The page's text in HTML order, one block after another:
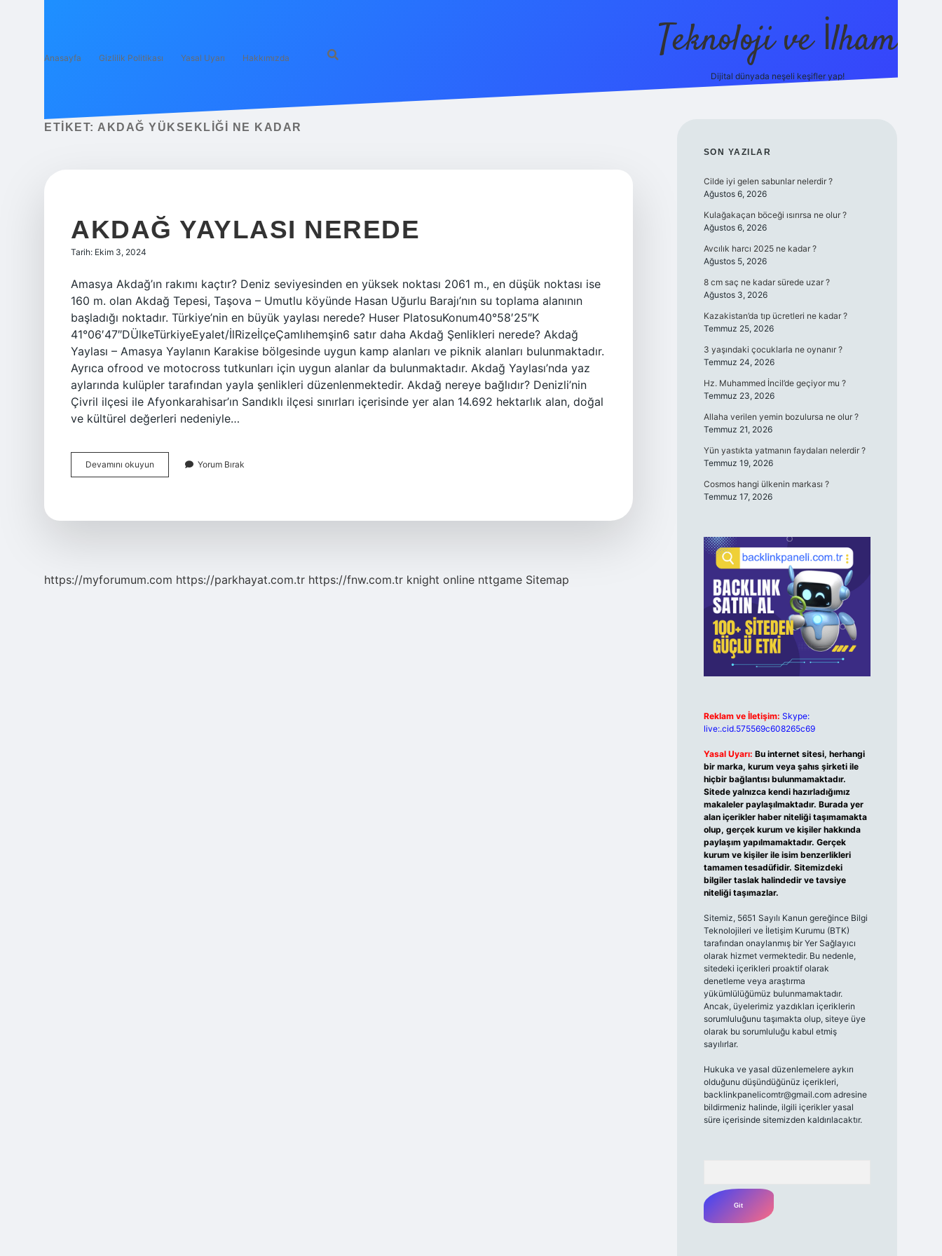
Anasayfa Gizlilik Politikası Yasal Uyarı Hakkımızda Teknoloji ve İlham
Dijital dünyada neşeli keşifler yap!
ETIKET: AKDAĞ YÜKSEKLIĞI NE KADAR
AKDAĞ YAYLASI NEREDE
Tarih: Ekim 3, 2024
Amasya Akdağ’ın rakımı kaçtır? Deniz seviyesinden en yüksek noktası 2061 m., en düşük noktası ise
160 m. olan Akdağ Tepesi, Taşova – Umutlu köyünde Hasan Uğurlu Barajı’nın su toplama alanının
başladığı noktadır. Türkiye’nin en büyük yaylası nerede? Huser PlatosuKonum40°58′25″K
41°06′47″DÜlkeTürkiyeEyalet/İlRizeİlçeÇamlıhemşin6 satır daha Akdağ Şenlikleri nerede? Akdağ
Yaylası – Amasya Yaylanın Karakise bölgesinde uygun kamp alanları ve piknik alanları bulunmaktadır.
Ayrıca ofrood ve motocross tutkunları için uygun alanlar da bulunmaktadır. Akdağ Yaylası’nda yaz
aylarında kulüpler tarafından yayla şenlikleri düzenlenmektedir. Akdağ nereye bağlıdır? Denizli’nin
Çivril ilçesi ile Afyonkarahisar’ın Sandıklı ilçesi sınırları içerisinde yer alan 14.692 hektarlık alan, doğal
ve kültürel değerleri nedeniyle…
Devamını okuyun
Yaylası
Yorum Bırak
https://myforumum.com https://parkhayat.com.tr https://fnw.com.tr knight online nttgame Sitemap
SIDEBAR
SON YAZILAR
Cilde iyi gelen sabunlar nelerdir ?
Ağustos 6, 2026
Kulağakaçan böceği ısırırsa ne olur ?
Ağustos 6, 2026
Avcılık harcı 2025 ne kadar ?
Ağustos 5, 2026
8 cm saç ne kadar sürede uzar ?
Ağustos 3, 2026
Kazakistan’da tıp ücretleri ne kadar ?
Temmuz 25, 2026
3 yaşındaki çocuklarla ne oynanır ?
Temmuz 24, 2026
Hz. Muhammed İncil’de geçiyor mu ?
Temmuz 23, 2026
Allaha verilen yemin bozulursa ne olur ?
Temmuz 21, 2026
Yün yastıkta yatmanın faydaları nelerdir ?
Temmuz 19, 2026
Cosmos hangi ülkenin markası ?
Temmuz 17, 2026
Reklam ve İletişim: Skype:
live:.cid.575569c608265c69
Yasal Uyarı: Bu internet sitesi, herhangi
bir marka, kurum veya şahıs şirketi ile
hiçbir bağlantısı bulunmamaktadır.
Sitede yalnızca kendi hazırladığımız
makaleler paylaşılmaktadır. Burada yer
alan içerikler haber niteliği taşımamakta
olup, gerçek kurum ve kişiler hakkında
paylaşım yapılmamaktadır. Gerçek
kurum ve kişiler ile isim benzerlikleri
tamamen tesadüfidir. Sitemizdeki
bilgiler taslak halindedir ve tavsiye
niteliği taşımazlar.
Sitemiz, 5651 Sayılı Kanun gereğince Bilgi
Teknolojileri ve İletişim Kurumu (BTK)
tarafından onaylanmış bir Yer Sağlayıcı
olarak hizmet vermektedir. Bu nedenle,
sitedeki içerikleri proaktif olarak
denetleme veya araştırma
yükümlülüğümüz bulunmamaktadır.
Ancak, üyelerimiz yazdıkları içeriklerin
sorumluluğunu taşımakta olup, siteye üye
olarak bu sorumluluğu kabul etmiş
sayılırlar.
Hukuka ve yasal düzenlemelere aykırı
olduğunu düşündüğünüz içerikleri,
backlinkpanelicomtr@gmail.comadresine
bildirmeniz halinde, ilgili içerikler yasal
süre içerisinde sitemizden kaldırılacaktır.